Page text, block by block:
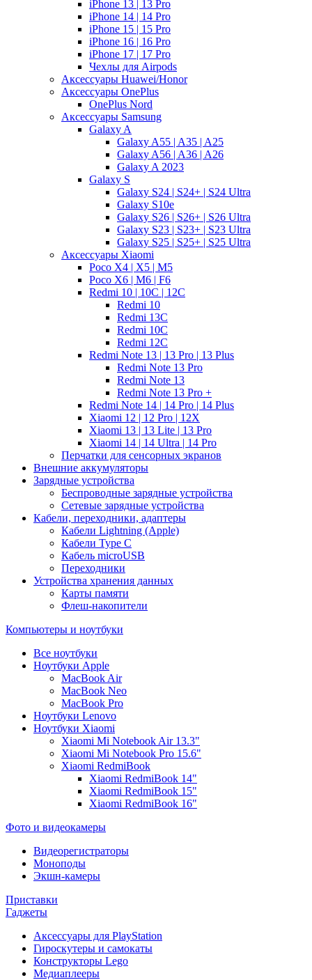
iPhone 13 | 13 Pro
iPhone 14 | 14 Pro
iPhone 15 | 15 Pro
iPhone 16 | 16 Pro
iPhone 17 | 17 Pro
Чехлы для Airpods
Аксессуары Huawei/Honor
Аксессуары OnePlus
OnePlus Nord
Аксессуары Samsung
Galaxy A
Galaxy A55 | A35 | A25
Galaxy A56 | A36 | A26
Galaxy A 2023
Galaxy S
Galaxy S24 | S24+ | S24 Ultra
Galaxy S10e
Galaxy S26 | S26+ | S26 Ultra
Galaxy S23 | S23+ | S23 Ultra
Galaxy S25 | S25+ | S25 Ultra
Аксессуары Xiaomi
Poco X4 | X5 | M5
Poco X6 | M6 | F6
Redmi 10 | 10C | 12C
Redmi 10
Redmi 13C
Redmi 10C
Redmi 12C
Redmi Note 13 | 13 Pro | 13 Plus
Redmi Note 13 Pro
Redmi Note 13
Redmi Note 13 Pro +
Redmi Note 14 | 14 Pro | 14 Plus
Xiaomi 12 | 12 Pro | 12X
Xiaomi 13 | 13 Lite | 13 Pro
Xiaomi 14 | 14 Ultra | 14 Pro
Перчатки для сенсорных экранов
Внешние аккумуляторы
Зарядные устройства
Беспроводные зарядные устройства
Сетевые зарядные устройства
Кабели, переходники, адаптеры
Кабели Lightning (Apple)
Кабели Type C
Кабель microUSB
Переходники
Устройства хранения данных
Карты памяти
Флеш-накопители
Компьютеры и ноутбуки
Все ноутбуки
Ноутбуки Apple
MacBook Air
MacBook Neo
MacBook Pro
Ноутбуки Lenovo
Ноутбуки Xiaomi
Xiaomi Mi Notebook Air 13.3"
Xiaomi Mi Notebook Pro 15.6"
Xiaomi RedmiBook
Xiaomi RedmiBook 14"
Xiaomi RedmiBook 15"
Xiaomi RedmiBook 16"
Фото и видеокамеры
Видеорегистраторы
Моноподы
Экшн-камеры
Приставки
Гаджеты
Аксессуары для PlayStation
Гироскутеры и самокаты
Конструкторы Lego
Медиаплееры